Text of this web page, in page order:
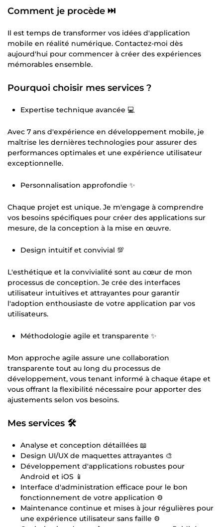
Comment je procède ⏭
Il est temps de transformer vos idées d'application
mobile en réalité numérique. Contactez-moi dès
aujourd'hui pour commencer à créer des expériences
mémorables ensemble.
Pourquoi choisir mes services ?
Expertise technique avancée 💻
Avec 7 ans d'expérience en développement mobile, je
maîtrise les dernières technologies pour assurer des
performances optimales et une expérience utilisateur
exceptionnelle.
Personnalisation approfondie ✨
Chaque projet est unique. Je m'engage à comprendre
vos besoins spécifiques pour créer des applications sur
mesure, de la conception à la mise en œuvre.
Design intuitif et convivial 💯
L'esthétique et la convivialité sont au cœur de mon
processus de conception. Je crée des interfaces
utilisateur intuitives et attrayantes pour garantir
l'adoption enthousiaste de votre application par vos
utilisateurs.
Méthodologie agile et transparente ✨
Mon approche agile assure une collaboration
transparente tout au long du processus de
développement, vous tenant informé à chaque étape et
vous offrant la flexibilité nécessaire pour apporter des
ajustements selon vos besoins.
Mes services 🛠
Analyse et conception détaillées 📖
Design UI/UX de maquettes attrayantes 🎨
Développement d'applications robustes pour
Android et iOS 📱
Interface d'administration efficace pour le bon
fonctionnement de votre application ⚙️
Maintenance continue et mises à jour régulières pour
une expérience utilisateur sans faille ⚙️